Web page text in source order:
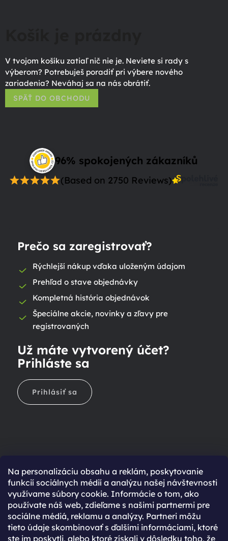
Na personalizáciu obsahu a reklám, poskytovanie
funkcií sociálnych médií a analýzu našej návštevnosti
využívame súbory cookie. Informácie o tom, ako
používate náš web, zdieľame s našimi partnermi pre
sociálne médiá, reklamu a analýzy. Partneri môžu
tieto údaje skombinovať s ďalšími informáciami, ktoré
ste im poskytli, alebo ktoré získali v dôsledku toho, že
V tvojom košíku zatiaľ nič nie je. Neviete si rady s
výberom? Potrebuješ poradiť pri výbere nového
zariadenia? Neváhaj sa na nás obrátiť.
SPÄŤ DO OBCHODU
96% spokojených zákazníků
(Based on 2750 Reviews)
Prečo sa zaregistrovať?
Rýchlejší nákup vďaka uloženým údajom
Prehľad o stave objednávky
Kompletná história objednávok
Špeciálne akcie, novinky a zľavy pre
registrovaných
Už máte vytvorený účet?
Prihláste sa
Prihlásiť sa
Ešte nemáte účet?
Rýchlejší nákup vďaka uloženým údajom
Prehľad o stave objednávky
Kompletná história objednávok